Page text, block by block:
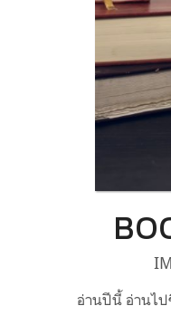
อ่านปีนี้ อ่านไป